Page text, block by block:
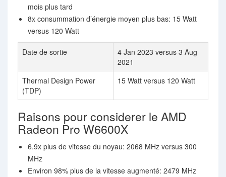
mois plus tard
8x consummation d’énergie moyen plus bas: 15 Watt
versus 120 Watt
Date de sortie
4 Jan 2023 versus 3 Aug
2021
Thermal Design Power
(TDP)
15 Watt versus 120 Watt
Raisons pour considerer le AMD
Radeon Pro W6600X
6.9x plus de vitesse du noyau: 2068 MHz versus 300
MHz
Environ 98% plus de la vitesse augmenté: 2479 MHz